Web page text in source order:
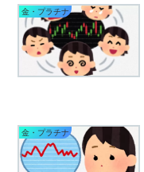
金・プラチナ
金・プラチナ